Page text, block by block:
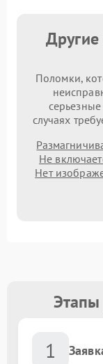
Поломки,
случаях
Не
Нет
Этапы
1